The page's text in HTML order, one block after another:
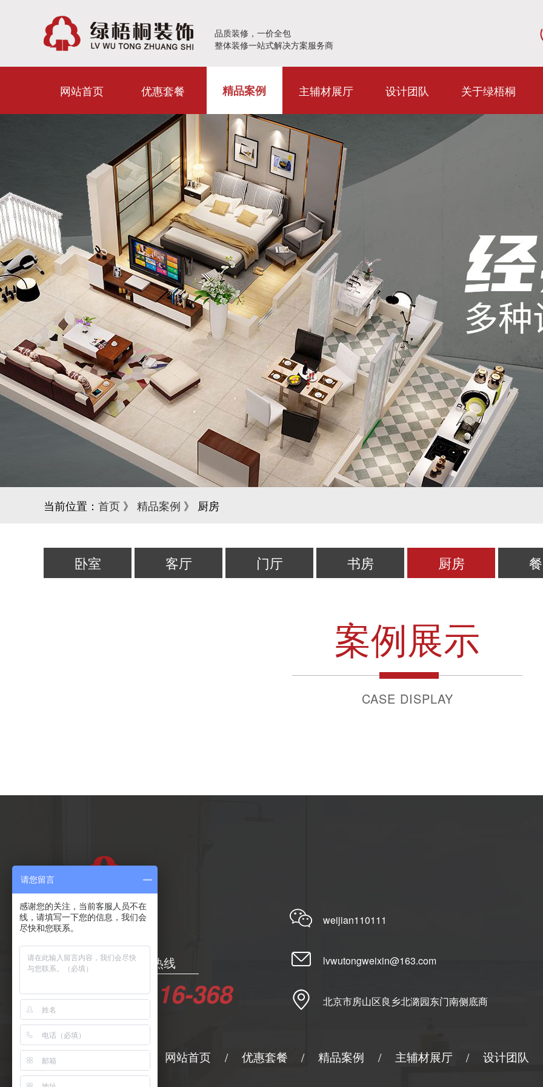
品质装修，一价全包
整体装修一站式解决方案服务商
网站首页 优惠套餐 精品案例 主辅材展厅 设计团队 关于绿梧桐
当前位置： 首页 》 精品案例 》 厨房
卧室 客厅 门厅 书房 厨房
案例展示
CASE DISPLAY
24小时服务热线
400-6116-368
weijian110111
lvwutongweixin@163.com
北京市房山区良乡北潞园东门南侧底商
网站导航 网站首页 / 优惠套餐 / 精品案例 / 主辅材展厅 / 设计团队
请您留言
感谢您的关注，当前客服人员不在
线，请填写一下您的信息，我们会
尽快和您联系。